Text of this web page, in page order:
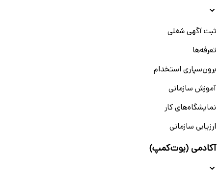
ثبت آگهی شغلی
تعرفه‌ها
برون‌سپاری استخدام
آموزش سازمانی
نمایشگاه‌های کار
ارزیابی سازمانی
آکادمی (بوت‌کمپ)